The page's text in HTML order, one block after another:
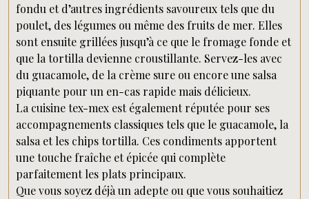
fondu et d’autres ingrédients savoureux tels que du
poulet, des légumes ou même des fruits de mer. Elles
sont ensuite grillées jusqu’à ce que le fromage fonde et
que la tortilla devienne croustillante. Servez-les avec
du guacamole, de la crème sure ou encore une salsa
piquante pour un en-cas rapide mais délicieux.
La cuisine tex-mex est également réputée pour ses
accompagnements classiques tels que le guacamole, la
salsa et les chips tortilla. Ces condiments apportent
une touche fraîche et épicée qui complète
parfaitement les plats principaux.
Que vous soyez déjà un adepte ou que vous souhaitiez